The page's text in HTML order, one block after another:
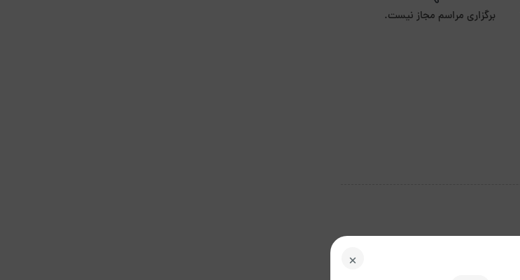
برگزاری مراسم مجاز نیست.